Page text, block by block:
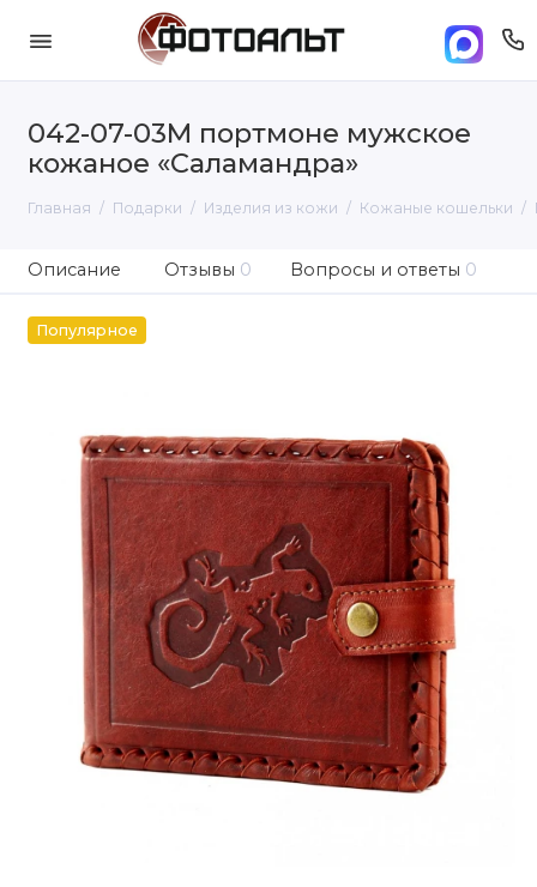
042-07-03М портмоне мужское
кожаное «Саламандра»
Главная Подарки Изделия из кожи Кожаные кошельки
Описание Отзывы 0 Вопросы и ответы 0
Популярное